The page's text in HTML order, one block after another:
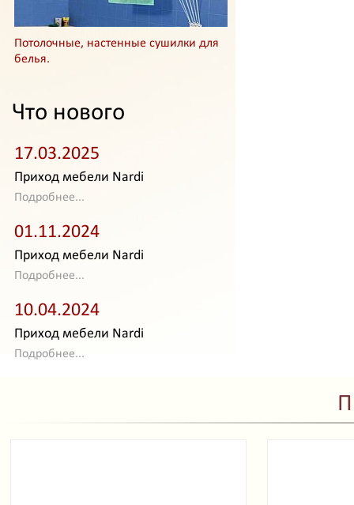
Потолочные, настенные сушилки для
белья.
Что нового
17.03.2025
Приход мебели Nardi
Подробнее...
01.11.2024
Приход мебели Nardi
Подробнее...
10.04.2024
Приход мебели Nardi
Подробнее...